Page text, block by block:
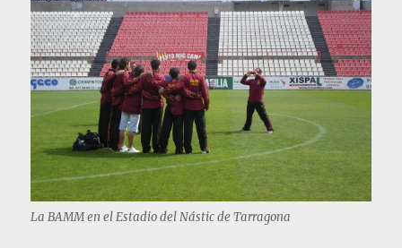
La BAMM en el Estadio del Nástic de Tarragona